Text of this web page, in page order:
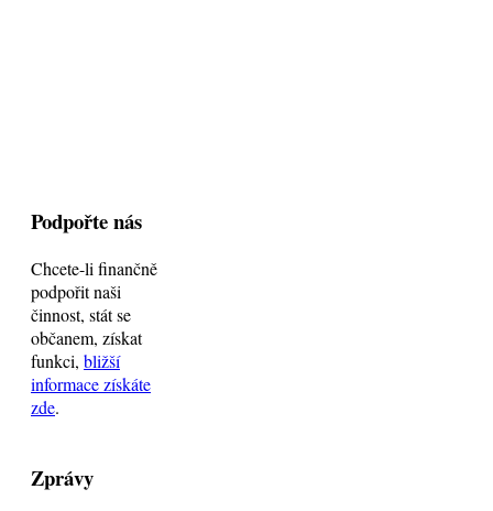
Podpořte nás
Chcete-li finančně
podpořit naši
činnost, stát se
občanem, získat
funkci, bližší
informace získáte
zde.
Zprávy